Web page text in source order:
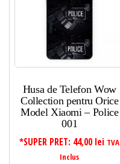
Husa de Telefon Wow
Collection pentru Orice
Model Xiaomi – Police
001
*SUPER PRET: 44,00 lei TVA
Inclus